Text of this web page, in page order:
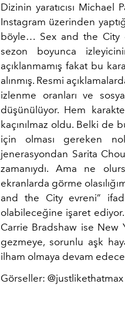
Dizinin yaratıcısı
Instagram üzerinden
böyle… Sex and the City
sezon boyunca
açıklanmamış fakat bu
alınmış. Resmi
izlenme oranları ve
düşünülüyor. Hem
kaçınılmaz oldu. Belki de
için olması gereken
jenerasyondan Sarita
zamanıydı. Ama ne
ekranlarda görme
and the City evreni”
olabileceğine işaret ediyor.
Carrie Bradshaw ise New
gezmeye, sorunlu aşk
ilham olmaya devam
Görseller: @justlikethatmax